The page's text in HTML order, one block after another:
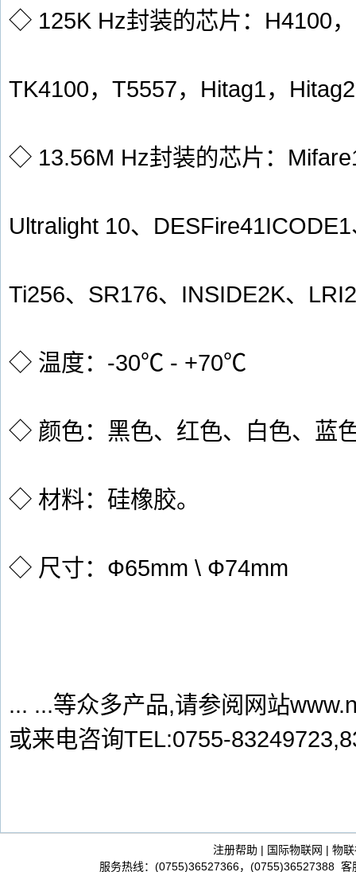
◇ 125K Hz封装的芯片：H4100
TK4100，T5557，Hitag1，
◇ 13.56M Hz封装的芯片：
Ultralight 10、
Ti256、SR176、INSIDE2K、
◇ 温度：-30℃ - +70℃
◇ 颜色：黑色、红色、白色、蓝
◇ 材料：硅橡胶。
◇ 尺寸：Ф65mm \ Ф74mm
... ...等众多产品,请参阅网站
或来电咨询TEL:0755-
注册帮助 | 国际物联网 | 物
服务热线：(0755)36527366，(0755)36527388 客